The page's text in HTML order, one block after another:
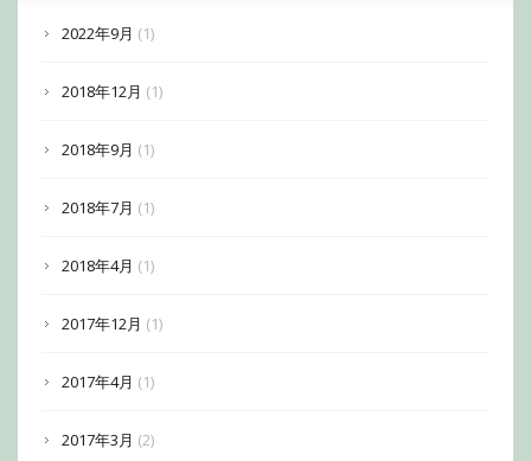
2022年9月 (1)
2018年12月 (1)
2018年9月 (1)
2018年7月 (1)
2018年4月 (1)
2017年12月 (1)
2017年4月 (1)
2017年3月 (2)